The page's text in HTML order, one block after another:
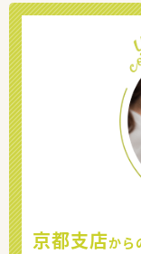
京都支店から